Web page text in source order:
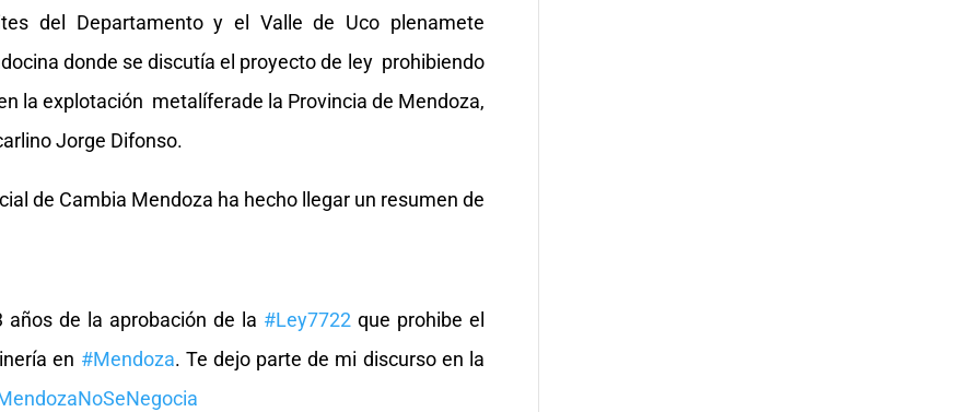
del Departamento y el Valle de Uco plenamete
donde se discutía el proyecto de ley prohibiendo
la explotación metalíferade la Provincia de Mendoza,
Jorge Difonso.
de Cambia Mendoza ha hecho llegar un resumen de
años de la aprobación de la #Ley7722que prohibe el
en #Mendoza. Te dejo parte de mi discurso en la